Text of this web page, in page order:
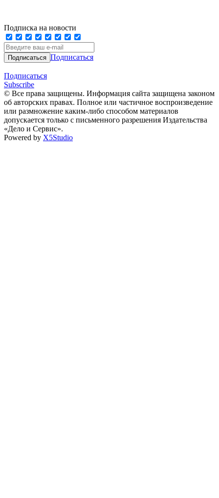
Подписка на новости
Подписаться
Подписаться
Subscribe
© Все права защищены. Информация сайта защищена законом
об авторских правах. Полное или частичное воспроизведение
или размножение каким-либо способом материалов
допускается только с письменного разрешения Издательства
«Дело и Сервис».
Powered by X5Studio